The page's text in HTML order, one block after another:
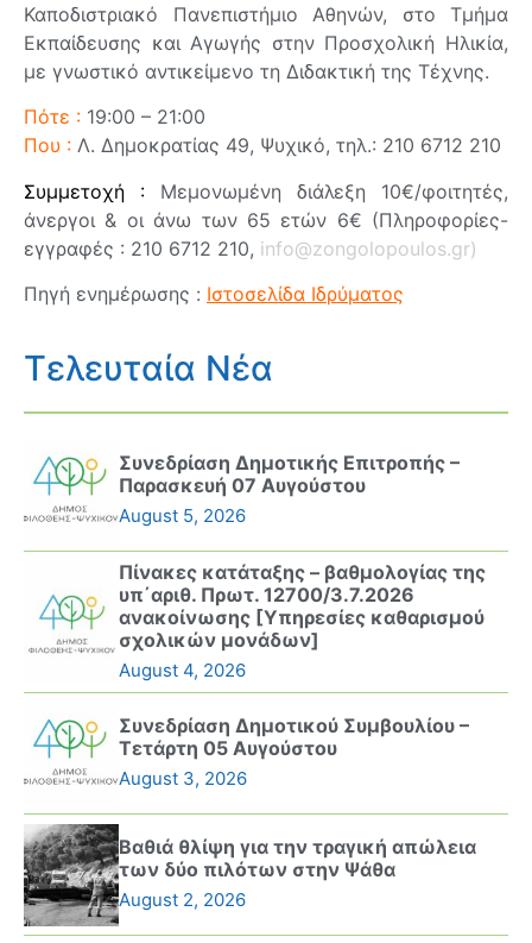
Καποδιστριακό Πανεπιστήμιο Αθηνών, στο Τμήμα
Εκπαίδευσης και Αγωγής στην Προσχολική Ηλικία,
με γνωστικό αντικείμενο τη Διδακτική της Τέχνης.
Πότε : 19:00 – 21:00
Που : Λ. Δημοκρατίας 49, Ψυχικό, τηλ.: 210 6712 210
Συμμετοχή : Μεμονωμένη διάλεξη 10€/φοιτητές,
άνεργοι & οι άνω των 65 ετών 6€ (Πληροφορίες-
εγγραφές : 210 6712 210, info@zongolopoulos.gr)
Πηγή ενημέρωσης : Ιστοσελίδα Ιδρύματος
Τελευταία Νέα
Συνεδρίαση Δημοτικής Επιτροπής –
Παρασκευή 07 Αυγούστου
August 5, 2026
Πίνακες κατάταξης – βαθμολογίας της
υπ΄αριθ. Πρωτ. 12700/3.7.2026
ανακοίνωσης [Υπηρεσίες καθαρισμού
σχολικών μονάδων]
August 4, 2026
Συνεδρίαση Δημοτικού Συμβουλίου –
Τετάρτη 05 Αυγούστου
August 3, 2026
Βαθιά θλίψη για την τραγική απώλεια
των δύο πιλότων στην Ψάθα
August 2, 2026